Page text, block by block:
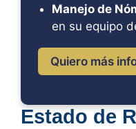
Manejo de
en su equipo
Quiero más
Estado de